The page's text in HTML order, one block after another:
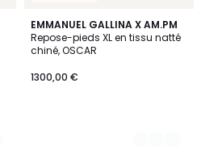
EMMANUEL GALLINA X AM.PM
Repose-pieds XL en tissu natté
chiné, OSCAR
1300,00 €
2
Couleurs